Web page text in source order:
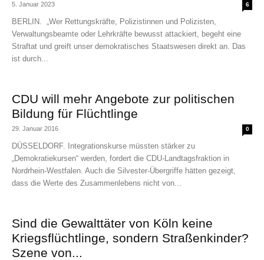
5. Januar 2023 6
BERLIN. „Wer Rettungskräfte, Polizistinnen und Polizisten,
Verwaltungsbeamte oder Lehrkräfte bewusst attackiert, begeht eine
Straftat und greift unser demokratisches Staatswesen direkt an. Das
ist durch...
CDU will mehr Angebote zur politischen
Bildung für Flüchtlinge
29. Januar 2016 0
DÜSSELDORF. Integrationskurse müssten stärker zu
„Demokratiekursen“ werden, fordert die CDU-Landtagsfraktion in
Nordrhein-Westfalen. Auch die Silvester-Übergriffe hätten gezeigt,
dass die Werte des Zusammenlebens nicht von...
Sind die Gewalttäter von Köln keine
Kriegsflüchtlinge, sondern Straßenkinder?
Szene von...